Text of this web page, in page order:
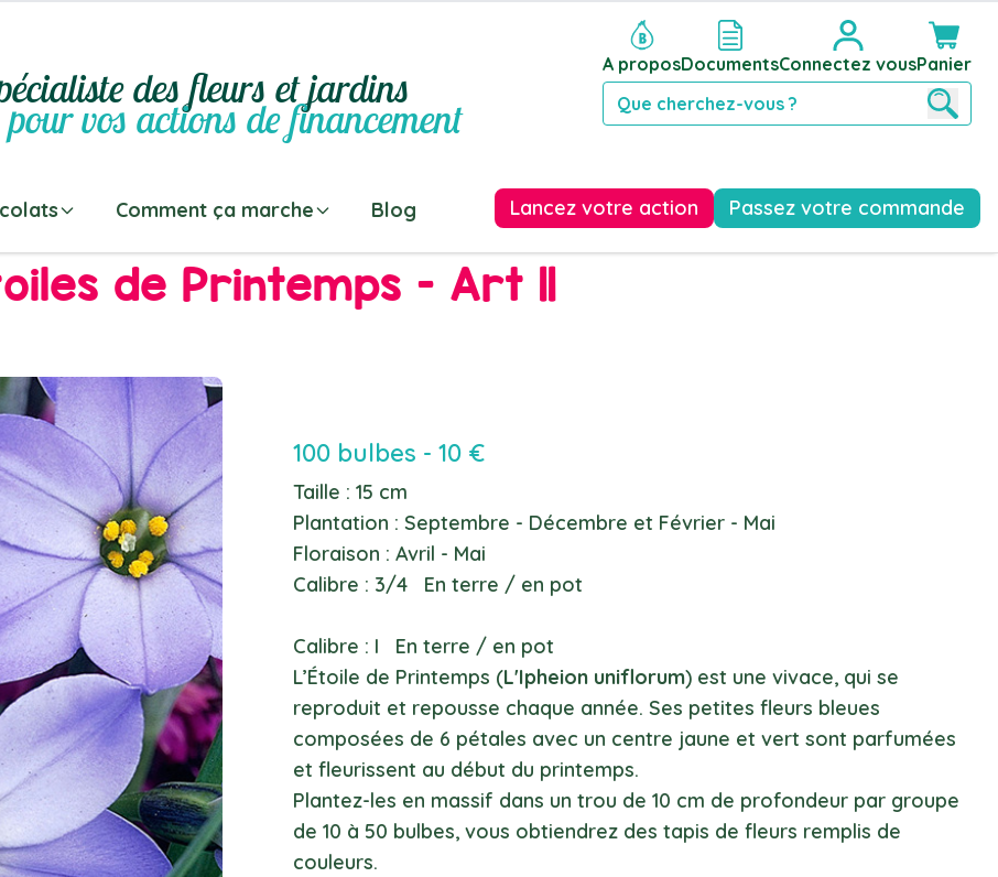
des fleurs et jardins
pour vos actions de financement
A proposDocumentsConnectez vousPanier
Comment ça marche Blog Lancez votre action Passez votre commande
de Printemps - Art 11
100 bulbes - 10 €
Taille : 15 cm
Plantation : Septembre - Décembre et Février - Mai
Floraison : Avril - Mai
Calibre : 3/4 En terre / en pot
Calibre : I En terre / en pot
L’Étoile de Printemps (L'Ipheion uniflorum) est une vivace, qui se
reproduit et repousse chaque année. Ses petites fleurs bleues
composées de 6 pétales avec un centre jaune et vert sont parfumées
et fleurissent au début du printemps.
Plantez-les en massif dans un trou de 10 cm de profondeur par groupe
de 10 à 50 bulbes, vous obtiendrez des tapis de fleurs remplis de
couleurs.